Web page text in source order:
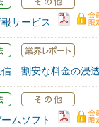
報サービス
信―割安な料金の浸
ムソフト